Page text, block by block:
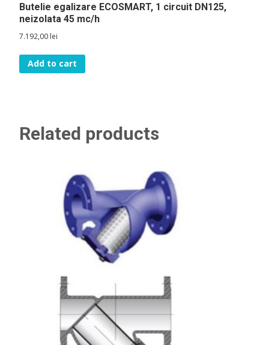
Butelie egalizare ECOSMART, 1 circuit DN125,
neizolata 45 mc/h
7.192,00 lei
Add to cart
Related products